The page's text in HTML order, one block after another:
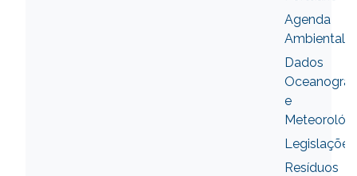
Agenda
Ambiental
Dados
e
Legislações
Resíduos